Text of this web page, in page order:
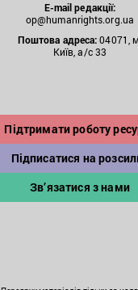
E-mail редакції:
op@humanrights.org.ua
Поштова адреса:04071,
Київ, а/с 33
Підтримати роботу
Підписатися на
Зв’язатися з нами